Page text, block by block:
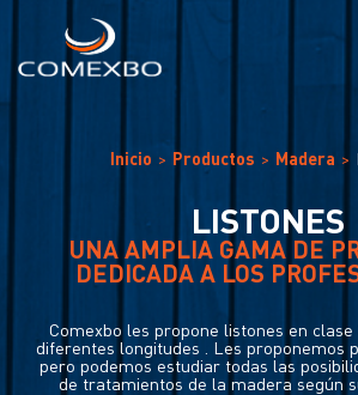
Inicio Productos Madera
LISTONES
UNA AMPLIA GAMA DE
DEDICADA A LOS
Comexbo les propone listones en clase
diferentes longitudes . Les proponemos
pero podemos estudiar todas las
de tratamientos de la madera según